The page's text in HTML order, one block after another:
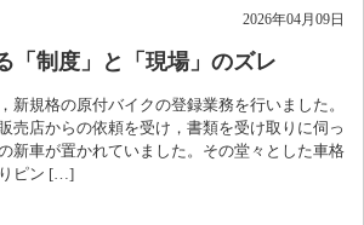
2026年04月09日
「制度」と「現場」のズレ
新規格の原付バイクの登録業務を行いました。
売店からの依頼を受け，書類を受け取りに伺っ
新車が置かれていました。その堂々とした車格
ピン […]